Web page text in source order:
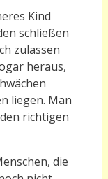
Kind
schließen
zulassen
heraus,
liegen. Man
richtigen
die